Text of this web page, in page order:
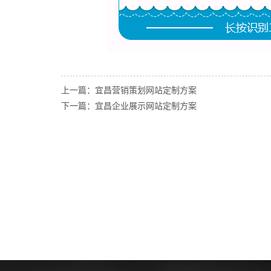
上一篇：宜昌营销策划网站定制方案
下一篇：宜昌企业展示网站定制方案